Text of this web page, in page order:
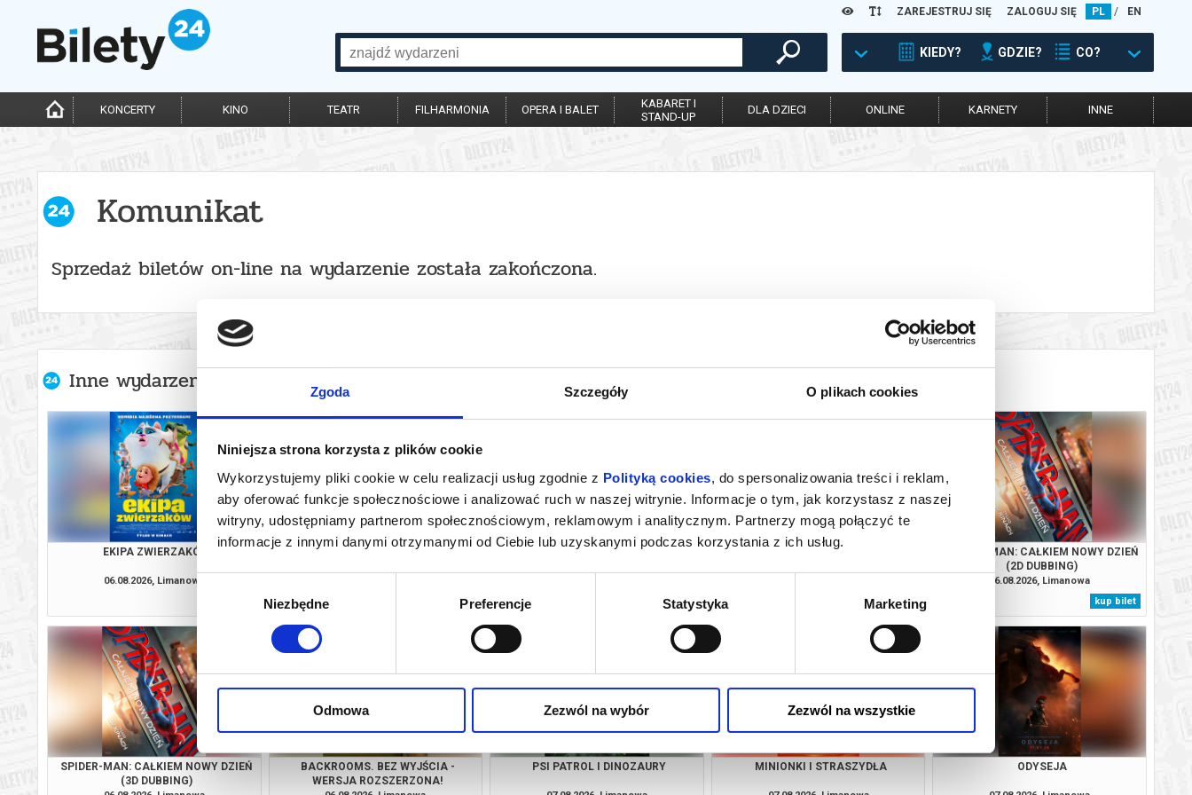
Zgoda Szczegóły O plikach cookies
Niniejsza strona korzysta z plików cookie
Wykorzystujemy pliki cookie w celu realizacji usług zgodnie z Polityką cookies, do spersonalizowania treści i reklam,
aby oferować funkcje społecznościowe i analizować ruch w naszej witrynie. Informacje o tym, jak korzystasz z naszej
witryny, udostępniamy partnerom społecznościowym, reklamowym i analitycznym. Partnerzy mogą połączyć te
informacje z innymi danymi otrzymanymi od Ciebie lub uzyskanymi podczas korzystania z ich usług.
Wybór
Niezbędne Preferencje Statystyka Marketing
Odmowa Zezwól na wybór Zezwól na wszystkie
ZAREJESTRUJ SIĘ ZALOGUJ SIĘ PL / EN
KIEDY? GDZIE? CO?
KONCERTY KINO TEATR FILHARMONIA OPERA I BALET
KABARET I
STAND-UP
DLA DZIECI ONLINE KARNETY INNE
Komunikat
Sprzedaż biletów on-line na wydarzenie została zakończona.
Inne wydarzenia organizatora
EKIPA ZWIERZAKÓW
06.08.2026, Limanowa
VAIANA 2D DUBBING
kup bilet
MINIONKI I STRASZYDŁA
kup bilet
ODYSEJA
kup bilet
SPIDER-MAN: CAŁKIEM NOWY DZIEŃ
(2D DUBBING)
06.08.2026, Limanowa
kup bilet
SPIDER-MAN: CAŁKIEM NOWY DZIEŃ
(3D DUBBING)
BACKROOMS. BEZ WYJŚCIA -
WERSJA ROZSZERZONA!
PSI PATROL I DINOZAURY MINIONKI I STRASZYDŁA ODYSEJA